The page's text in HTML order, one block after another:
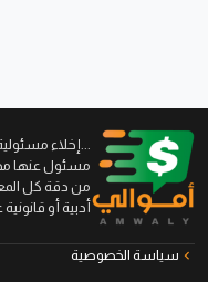
...إخلاء
مسئول عنها
من دقة كل
أدبية أو
سياسة الخصوصية